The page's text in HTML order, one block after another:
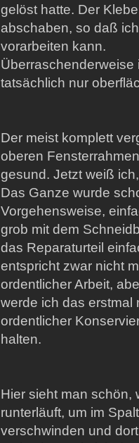
gelöst hatte. Der
abschaben, so daß
vorarbeiten kann.
Überraschenderweise
tatsächlich nur
Der meist komplett
oberen
gesund. Jetzt weiß
Das Ganze wurde
Vorgehensweise,
grob mit dem
das Reparaturteil
entspricht zwar nicht
ordentlicher Arbeit,
werde ich das erstmal
ordentlicher
halten.
Hier sieht man schön,
runterläuft, um im
verschwinden und